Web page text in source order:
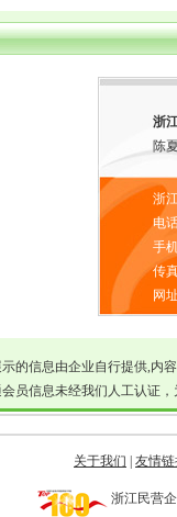
浙
陈
浙
电
手
传
网
的信息由企业自行提供,内
员信息未经我们人工认证
关于我们 友情
浙江民营